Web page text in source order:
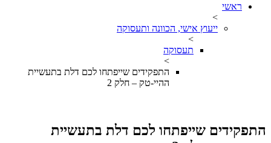
ראשי
>
ייעוץ אישי, הכוונה ותעסוקה
>
תעסוקה
>
התפקידים שייפתחו לכם דלת בתעשיית
ההיי-טק – חלק 2
התפקידים שייפתחו לכם דלת בתעשיית